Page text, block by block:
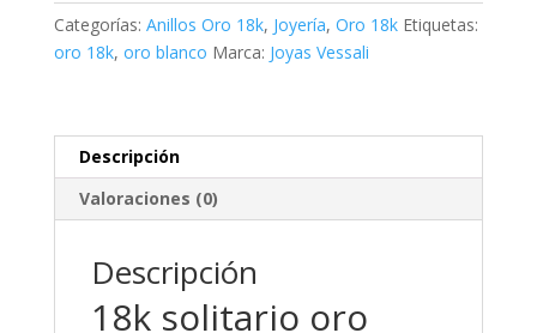
circonita
circonita
de
cantidad
Categorías: Anillos Oro 18k, Joyería, Oro 18k Etiquetas:
oro 18k, oro blanco Marca: Joyas Vessali
Descripción
Valoraciones (0)
Descripción
18k solitario oro